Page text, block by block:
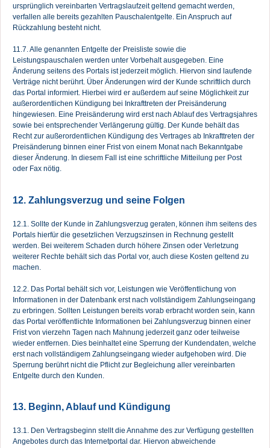
ursprünglich vereinbarten Vertragslaufzeit geltend gemacht werden,
verfallen alle bereits gezahlten Pauschalentgelte. Ein Anspruch auf
Rückzahlung besteht nicht.
11.7. Alle genannten Entgelte der Preisliste sowie die
Leistungspauschalen werden unter Vorbehalt ausgegeben. Eine
Änderung seitens des Portals ist jederzeit möglich. Hiervon sind laufende
Verträge nicht berührt. Über Änderungen wird der Kunde schriftlich durch
das Portal informiert. Hierbei wird er außerdem auf seine Möglichkeit zur
außerordentlichen Kündigung bei Inkrafttreten der Preisänderung
hingewiesen. Eine Preisänderung wird erst nach Ablauf des Vertragsjahres
sowie bei entsprechender Verlängerung gültig. Der Kunde behält das
Recht zur außerordentlichen Kündigung des Vertrages ab Inkrafttreten der
Preisänderung binnen einer Frist von einem Monat nach Bekanntgabe
dieser Änderung. In diesem Fall ist eine schriftliche Mitteilung per Post
oder Fax nötig.
12. Zahlungsverzug und seine Folgen
12.1. Sollte der Kunde in Zahlungsverzug geraten, können ihm seitens des
Portals hierfür die gesetzlichen Verzugszinsen in Rechnung gestellt
werden. Bei weiterem Schaden durch höhere Zinsen oder Verletzung
weiterer Rechte behält sich das Portal vor, auch diese Kosten geltend zu
machen.
12.2. Das Portal behält sich vor, Leistungen wie Veröffentlichung von
Informationen in der Datenbank erst nach vollständigem Zahlungseingang
zu erbringen. Sollten Leistungen bereits vorab erbracht worden sein, kann
das Portal veröffentlichte Informationen bei Zahlungsverzug binnen einer
Frist von vierzehn Tagen nach Mahnung jederzeit ganz oder teilweise
wieder entfernen. Dies beinhaltet eine Sperrung der Kundendaten, welche
erst nach vollständigem Zahlungseingang wieder aufgehoben wird. Die
Sperrung berührt nicht die Pflicht zur Begleichung aller vereinbarten
Entgelte durch den Kunden.
13. Beginn, Ablauf und Kündigung
13.1. Den Vertragsbeginn stellt die Annahme des zur Verfügung gestellten
Angebotes durch das Internetportal dar. Hiervon abweichende